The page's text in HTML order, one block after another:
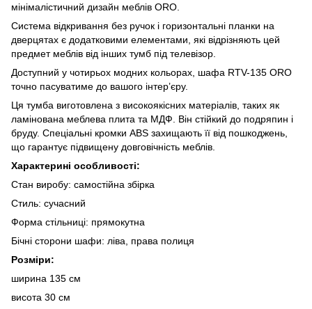
мінімалістичний дизайн меблів ORO.
Система відкривання без ручок і горизонтальні планки на
дверцятах є додатковими елементами, які відрізняють цей
предмет меблів від інших тумб під телевізор.
Доступний у чотирьох модних кольорах, шафа RTV-135 ORO
точно пасуватиме до вашого інтер’єру.
Ця тумба виготовлена ​​з високоякісних матеріалів, таких як
ламінована меблева плита та МДФ. Він стійкий до подряпин і
бруду. Спеціальні кромки ABS захищають її від пошкоджень,
що гарантує підвищену довговічність меблів.
Характерині особливості:
Стан виробу: самостійна збірка
Стиль: сучасний
Форма стільниці: прямокутна
Бічні сторони шафи: ліва, права полиця
Розміри:
ширина 135 см
висота 30 см